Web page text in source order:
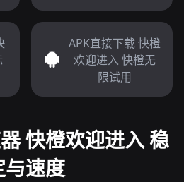
APK直接下载 快橙
欢迎进入 快橙无
限试用
快橙欢迎进入 稳
与速度